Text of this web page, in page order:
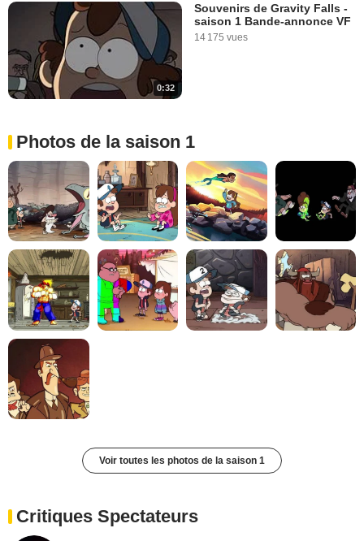
0:32
Souvenirs de Gravity Falls -
saison 1 Bande-annonce VF
14 175 vues
Photos de la saison 1
Voir toutes les photos de la saison 1
Critiques Spectateurs